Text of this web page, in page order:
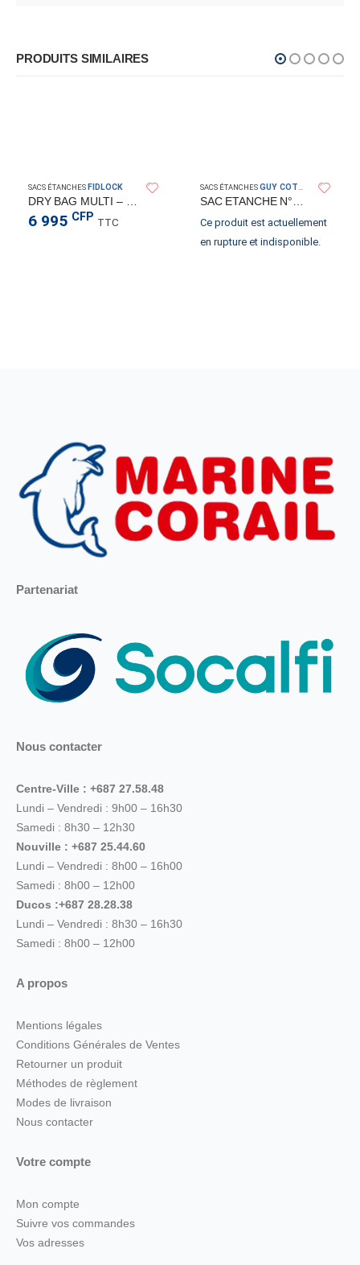
PRODUITS SIMILAIRES
SACS ÉTANCHESFIDLOCK
6 995 CFP TTC
SACS ÉTANCHESGUY COTTEN
Ce produit est actuellement
en rupture et indisponible.
Partenariat
Nous contacter
Centre-Ville : +687 27.58.48
Lundi – Vendredi : 9h00 – 16h30
Samedi : 8h30 – 12h30
Nouville : +687 25.44.60
Lundi – Vendredi : 8h00 – 16h00
Samedi : 8h00 – 12h00
Ducos :+687 28.28.38
Lundi – Vendredi : 8h30 – 16h30
Samedi : 8h00 – 12h00
A propos
Mentions légales
Conditions Générales de Ventes
Retourner un produit
Méthodes de règlement
Modes de livraison
Nous contacter
Votre compte
Mon compte
Suivre vos commandes
Vos adresses